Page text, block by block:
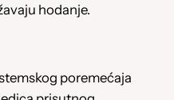
hodanje.
poremećaja